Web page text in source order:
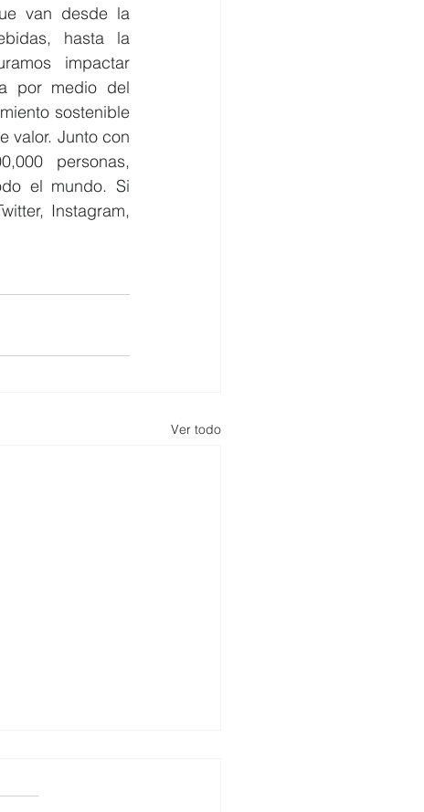
van desde la
hasta la
impactar
por medio del
sostenible
valor. Junto con
personas,
el mundo. Si
Instagram,
Ver todo